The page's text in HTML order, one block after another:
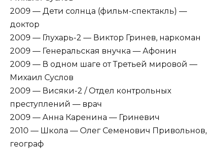
2009 — Дети солнца (фильм-спектакль) —
доктор
2009 — Глухарь-2 — Виктор Гринев, наркоман
2009 — Генеральская внучка — Афонин
2009 — В одном шаге от Третьей мировой —
Михаил Суслов
2009 — Висяки-2 / Отдел контрольных
преступлений — врач
2009 — Анна Каренина — Гриневич
2010 — Школа — Олег Семенович Привольнов,
географ